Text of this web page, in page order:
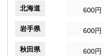
北海道 600円
岩手県 600円
秋田県 600円